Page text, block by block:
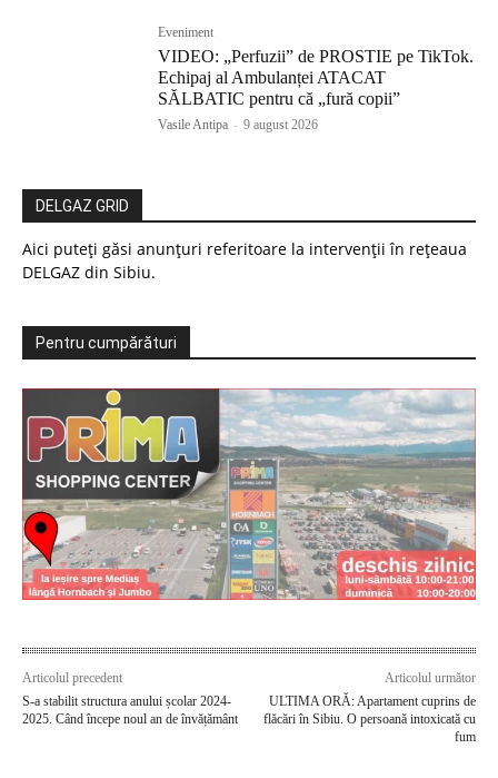
Eveniment
VIDEO: „Perfuzii” de PROSTIE pe TikTok.
Echipaj al Ambulanței ATACAT
SĂLBATIC pentru că „fură copii”
Vasile Antipa - 9 august 2026
DELGAZ GRID
Aici puteți găsi anunțuri referitoare la intervenții în rețeaua
DELGAZ din Sibiu.
Pentru cumpărături
Articolul precedent
S-a stabilit structura anului școlar 2024-
2025. Când începe noul an de învățământ
Articolul următor
ULTIMA ORĂ: Apartament cuprins de
flăcări în Sibiu. O persoană intoxicată cu
fum